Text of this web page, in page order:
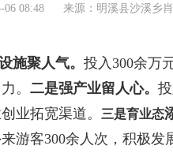
06 08:48 来源：明溪县沙溪乡
施聚人气。 投入300余万
。 二是强产业留人心。
业拓宽渠道。
三是育业态
游客300余人次，积极发